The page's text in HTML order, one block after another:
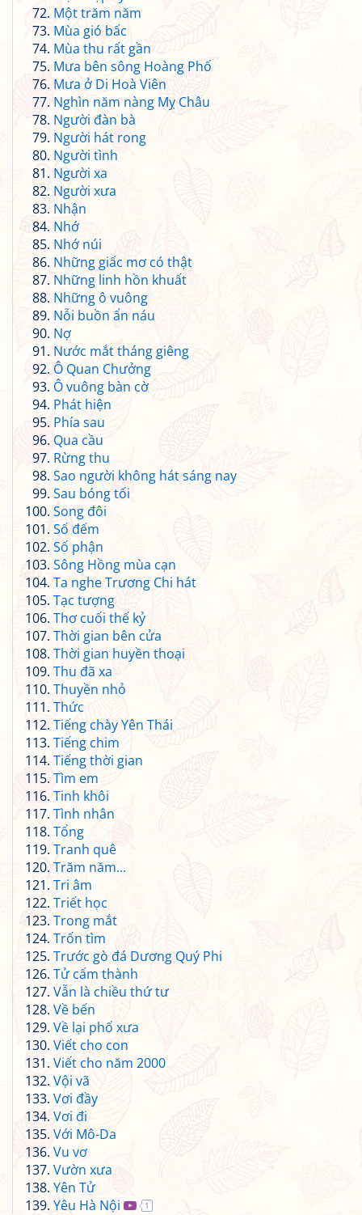
Một trăm năm
Mùa gió bấc
Mùa thu rất gần
Mưa bên sông Hoàng Phố
Mưa ở Di Hoà Viên
Nghìn năm nàng Mỵ Châu
Người đàn bà
Người hát rong
Người tình
Người xa
Người xưa
Nhận
Nhớ
Nhớ núi
Những giấc mơ có thật
Những linh hồn khuất
Những ô vuông
Nỗi buồn ẩn náu
Nợ
Nước mắt tháng giêng
Ô Quan Chưởng
Ô vuông bàn cờ
Phát hiện
Phía sau
Qua cầu
Rừng thu
Sao người không hát sáng nay
Sau bóng tối
Song đôi
Số đếm
Số phận
Sông Hồng mùa cạn
Ta nghe Trương Chi hát
Tạc tượng
Thơ cuối thế kỷ
Thời gian bên cửa
Thời gian huyền thoại
Thu đã xa
Thuyền nhỏ
Thức
Tiếng chày Yên Thái
Tiếng chim
Tiếng thời gian
Tìm em
Tinh khôi
Tình nhân
Tổng
Tranh quê
Trăm năm...
Tri âm
Triết học
Trong mắt
Trốn tìm
Trước gò đá Dương Quý Phi
Tử cấm thành
Vẫn là chiều thứ tư
Về bến
Về lại phố xưa
Viết cho con
Viết cho năm 2000
Vội vã
Vơi đầy
Vơi đi
Với Mô-Da
Vu vơ
Vườn xưa
Yên Tử
Yêu Hà Nội
1